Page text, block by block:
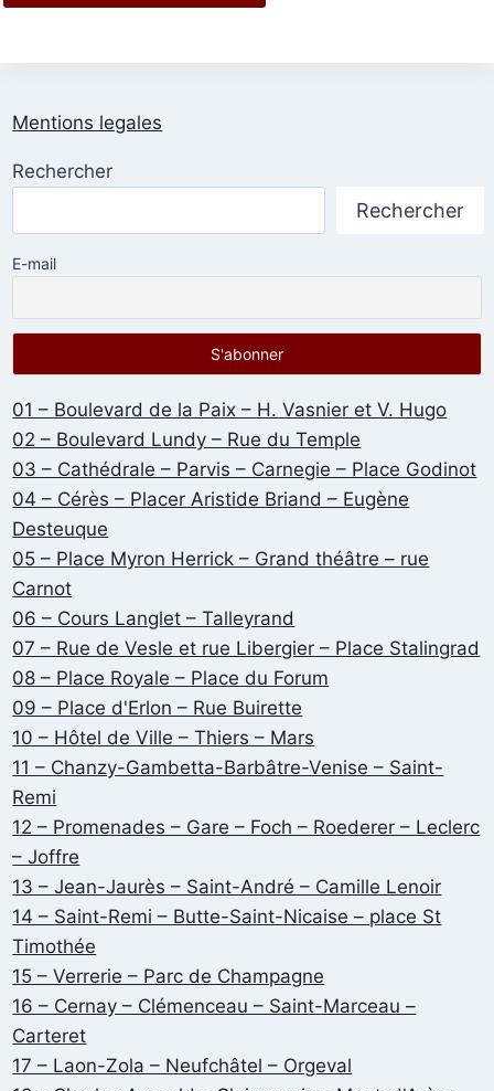
Mentions legales
Rechercher
Rechercher
E-mail
01 – Boulevard de la Paix – H. Vasnier et V. Hugo
02 – Boulevard Lundy – Rue du Temple
03 – Cathédrale – Parvis – Carnegie – Place Godinot
04 – Cérès – Placer Aristide Briand – Eugène
Desteuque
05 – Place Myron Herrick – Grand théâtre – rue
Carnot
06 – Cours Langlet – Talleyrand
07 – Rue de Vesle et rue Libergier – Place Stalingrad
08 – Place Royale – Place du Forum
09 – Place d'Erlon – Rue Buirette
10 – Hôtel de Ville – Thiers – Mars
11 – Chanzy-Gambetta-Barbâtre-Venise – Saint-
Remi
12 – Promenades – Gare – Foch – Roederer – Leclerc
– Joffre
13 – Jean-Jaurès – Saint-André – Camille Lenoir
14 – Saint-Remi – Butte-Saint-Nicaise – place St
Timothée
15 – Verrerie – Parc de Champagne
16 – Cernay – Clémenceau – Saint-Marceau –
Carteret
17 – Laon-Zola – Neufchâtel – Orgeval